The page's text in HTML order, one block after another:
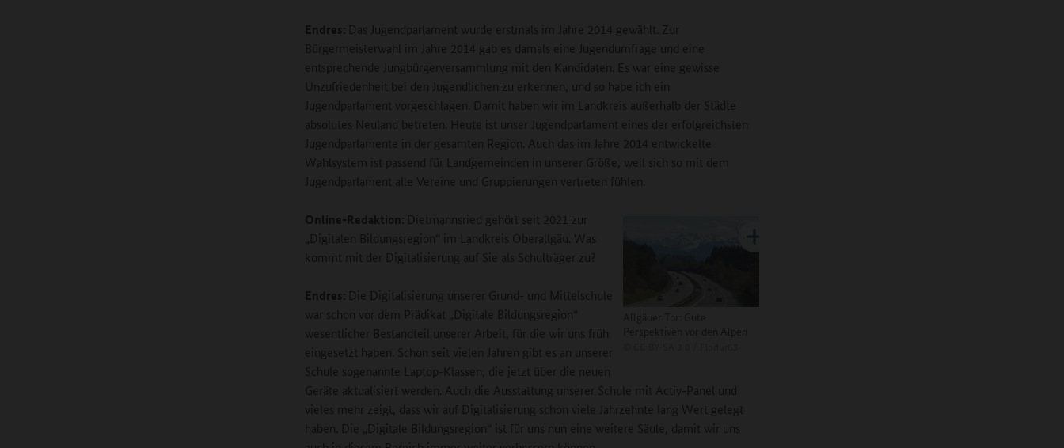
Endres: Das Jugendparlament wurde erstmals im Jahre 2014 gewählt. Zur
Bürgermeisterwahl im Jahre 2014 gab es damals eine Jugendumfrage und eine
entsprechende Jungbürgerversammlung mit den Kandidaten. Es war eine gewisse
Unzufriedenheit bei den Jugendlichen zu erkennen, und so habe ich ein
Jugendparlament vorgeschlagen. Damit haben wir im Landkreis außerhalb der Städte
absolutes Neuland betreten. Heute ist unser Jugendparlament eines der erfolgreichsten
Jugendparlamente in der gesamten Region. Auch das im Jahre 2014 entwickelte
Wahlsystem ist passend für Landgemeinden in unserer Größe, weil sich so mit dem
Jugendparlament alle Vereine und Gruppierungen vertreten fühlen.
Online-Redaktion: Dietmannsried gehört seit 2021 zur
„Digitalen Bildungsregion“ im Landkreis Oberallgäu. Was
kommt mit der Digitalisierung auf Sie als Schulträger zu?
Endres: Die Digitalisierung unserer Grund- und Mittelschule
war schon vor dem Prädikat „Digitale Bildungsregion“
wesentlicher Bestandteil unserer Arbeit, für die wir uns früh
eingesetzt haben. Schon seit vielen Jahren gibt es an unserer
Schule sogenannte Laptop-Klassen, die jetzt über die neuen
Geräte aktualisiert werden. Auch die Ausstattung unserer Schule mit Activ-Panel und
vieles mehr zeigt, dass wir auf Digitalisierung schon viele Jahrzehnte lang Wert gelegt
haben. Die „Digitale Bildungsregion“ ist für uns nun eine weitere Säule, damit wir uns